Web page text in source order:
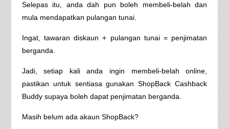
Selepas itu, anda dah pun boleh membeli-belah dan
mula mendapatkan pulangan tunai.
Ingat, tawaran diskaun + pulangan tunai = penjimatan
berganda.
Jadi, setiap kali anda ingin membeli-belah online,
pastikan untuk sentiasa gunakan ShopBack Cashback
Buddy supaya boleh dapat penjimatan berganda.
Masih belum ada akaun ShopBack?